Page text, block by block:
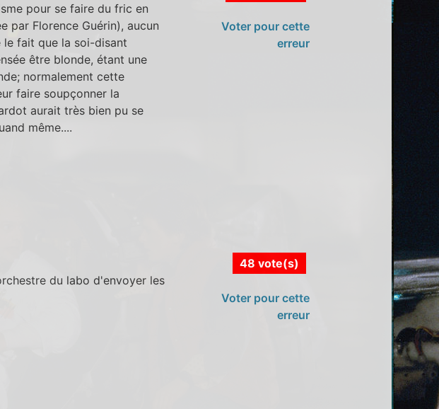
pour se faire du fric en
par Florence Guérin), aucun
fait que la soi-disant
être blonde, étant une
normalement cette
faire soupçonner la
aurait très bien pu se
même....
Voter pour cette
erreur
du labo d'envoyer les
48 vote(s)
Voter pour cette
erreur